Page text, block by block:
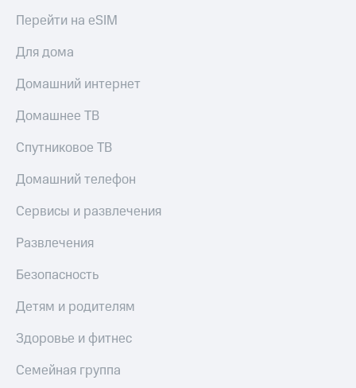
Перейти на eSIM
Для дома
Домашний интернет
Домашнее ТВ
Спутниковое ТВ
Домашний телефон
Сервисы и развлечения
Развлечения
Безопасность
Детям и родителям
Здоровье и фитнес
Семейная группа